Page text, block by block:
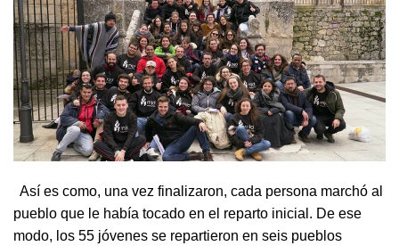
Así es como, una vez finalizaron, cada persona marchó al
pueblo que le había tocado en el reparto inicial. De ese
modo, los 55 jóvenes se repartieron en seis pueblos